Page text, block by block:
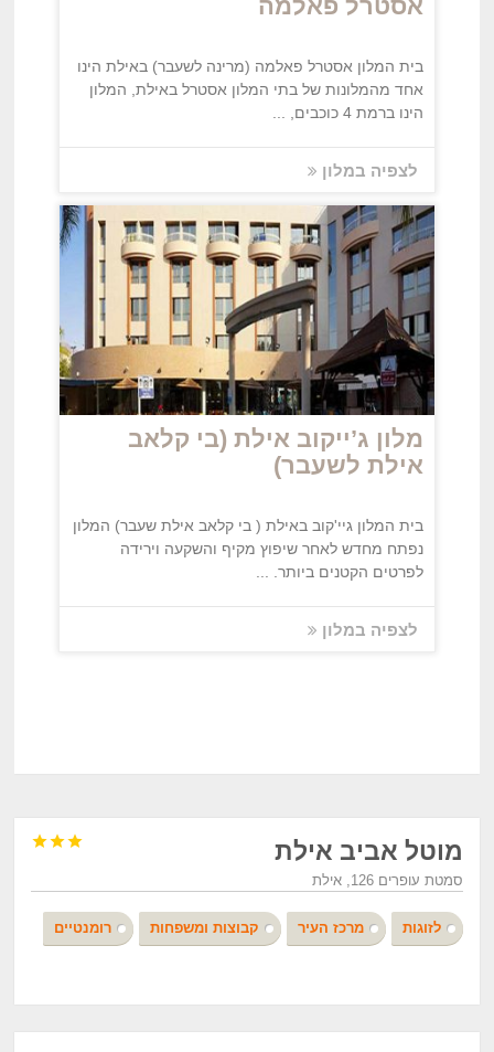
אסטרל פאלמה
בית המלון אסטרל פאלמה (מרינה לשעבר) באילת הינו
אחד מהמלונות של בתי המלון אסטרל באילת, המלון
הינו ברמת 4 כוכבים, ...
לצפיה במלון
מלון ג’ייקוב אילת (בי קלאב
אילת לשעבר)
בית המלון גיי'קוב באילת ( בי קלאב אילת שעבר) המלון
נפתח מחדש לאחר שיפוץ מקיף והשקעה וירידה
לפרטים הקטנים ביותר. ...
לצפיה במלון
מוטל אביב אילת 


סמטת עופרים 126, אילת
לזוגות מרכז העיר קבוצות ומשפחות רומנטיים